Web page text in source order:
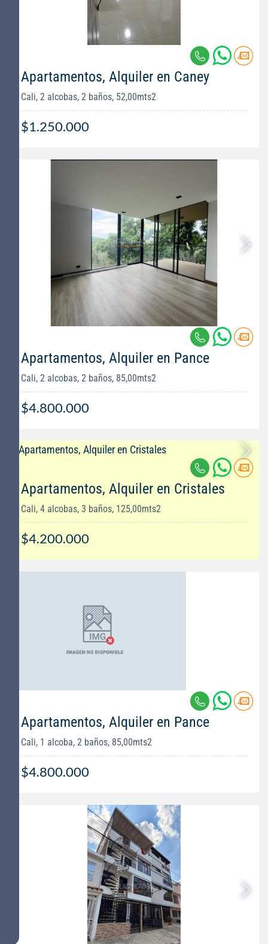
Apartamentos, Alquiler en Caney
Cali, 2 alcobas, 2 baños, 52,00mts2
$1.250.000
Apartamentos, Alquiler en Pance
Cali, 2 alcobas, 2 baños, 85,00mts2
$4.800.000
Apartamentos, Alquiler en Cristales
Cali, 4 alcobas, 3 baños, 125,00mts2
$4.200.000
Apartamentos, Alquiler en Pance
Cali, 1 alcoba, 2 baños, 85,00mts2
$4.800.000